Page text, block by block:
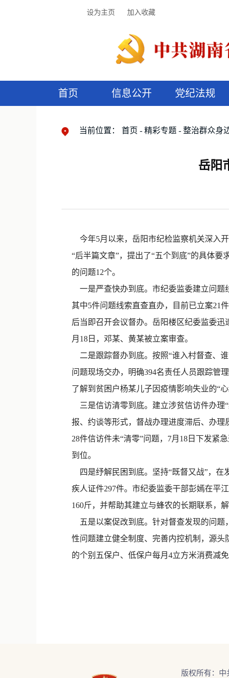
设为主页 加入收藏
首页 信息公开 党纪法规
当前位置： 首页 精彩专题 整治群众身
岳阳
今年5月以来，岳阳市纪检监察机关深入
“后半篇文章”，提出了“五个到底”的具体
的问题12个。
一是严查快办到底。市纪委监委建立问题
其中5件问题线索直查直办，目前已立案21
后当即召开会议督办。岳阳楼区纪委监委
月18日，邓某、黄某被立案审查。
二是跟踪督办到底。按照“谁入村督查、
问题现场交办，明确394名责任人员跟踪管
了解到贫困户杨某儿子因疫情影响失业的“
三是信访清零到底。建立涉贫信访件办理
报、约谈等形式，督战办理进度滞后、办
28件信访件未“清零”问题，7月18日下发紧
到位。
四是纾解民困到底。坚持“既督又战”，在
疾人证件297件。市纪委监委干部彭嫣在平
160斤，并帮助其建立与蜂农的长期联系，
五是以案促改到底。针对督查发现的问题
性问题建立健全制度、完善内控机制，源
的个别五保户、低保户每月4立方米消费减
版权所有：